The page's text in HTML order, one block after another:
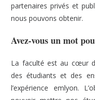
partenaires privés et
nous pouvons obtenir.
Avez-vous un mot
La faculté est au cœur
des étudiants et des
l’expérience emlyon.